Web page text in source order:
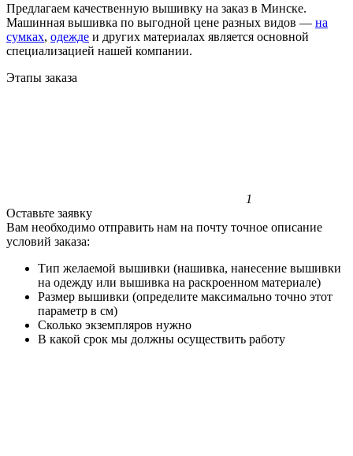
Предлагаем качественную вышивку на заказ в Минске.
Машинная вышивка по выгодной цене разных видов — на
сумках, одежде и других материалах является основной
специализацией нашей компании.
Этапы заказа
1
Оставьте заявку
Вам необходимо отправить нам на почту точное описание
условий заказа:
Тип желаемой вышивки (нашивка, нанесение вышивки
на одежду или вышивка на раскроенном материале)
Размер вышивки (определите максимально точно этот
параметр в см)
Сколько экземпляров нужно
В какой срок мы должны осуществить работу